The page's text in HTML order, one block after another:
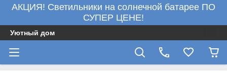
АКЦИЯ! Светильники на солнечной батарее ПО
СУПЕР ЦЕНЕ!
Уютный дом